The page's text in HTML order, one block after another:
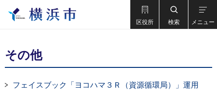
区役所 検索 メニュー
その他
フェイスブック「ヨコハマ３Ｒ（資源循環局）」運用